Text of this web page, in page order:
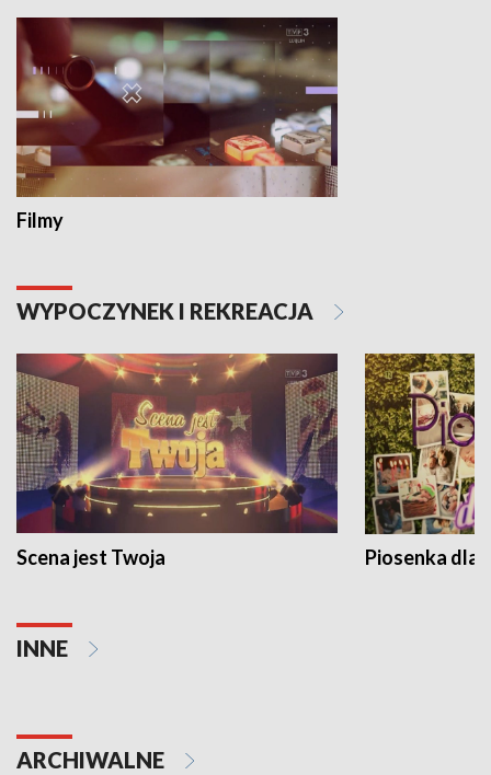
Filmy
WYPOCZYNEK I REKREACJA
Scena jest Twoja Piosenka dla
INNE
ARCHIWALNE